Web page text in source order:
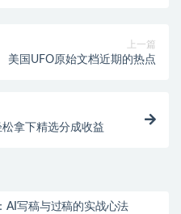
上一篇
美国UFO原始文档近期的热点
拿下精选分成收益
AI写稿与过稿的实战心法